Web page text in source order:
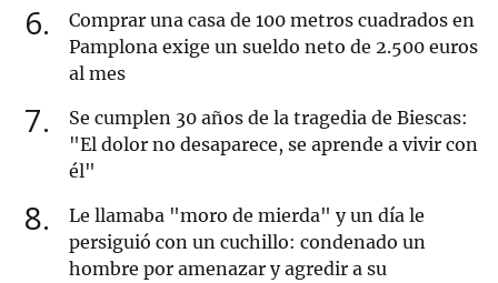
6
Comprar una casa de 100 metros cuadrados en
Pamplona exige un sueldo neto de 2.500 euros
al mes
7
Se cumplen 30 años de la tragedia de Biescas:
"El dolor no desaparece, se aprende a vivir con
él"
8
Le llamaba "moro de mierda" y un día le
persiguió con un cuchillo: condenado un
hombre por amenazar y agredir a su